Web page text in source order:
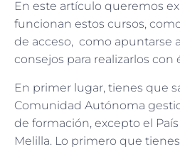
En este artículo queremos
funcionan estos cursos,
de acceso, como apuntarse
consejos para realizarlos con
En primer lugar, tienes que
Comunidad Autónoma
de formación, excepto el País
Melilla. Lo primero que